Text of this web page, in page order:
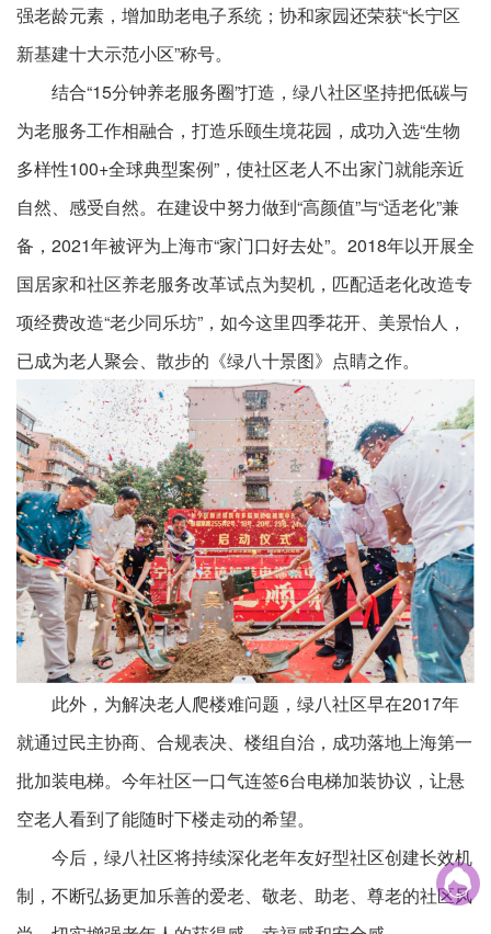
强老龄元素，增加助老电子系统；协和家园还荣获“长宁区
新基建十大示范小区”称号。
结合“15分钟养老服务圈”打造，绿八社区坚持把低碳与
为老服务工作相融合，打造乐颐生境花园，成功入选“生物
多样性100+全球典型案例”，使社区老人不出家门就能亲近
自然、感受自然。在建设中努力做到“高颜值”与“适老化”兼
备，2021年被评为上海市“家门口好去处”。2018年以开展全
国居家和社区养老服务改革试点为契机，匹配适老化改造专
项经费改造“老少同乐坊”，如今这里四季花开、美景怡人，
已成为老人聚会、散步的《绿八十景图》点睛之作。
此外，为解决老人爬楼难问题，绿八社区早在2017年
就通过民主协商、合规表决、楼组自治，成功落地上海第一
批加装电梯。今年社区一口气连签6台电梯加装协议，让悬
空老人看到了能随时下楼走动的希望。
今后，绿八社区将持续深化老年友好型社区创建长效机
制，不断弘扬更加乐善的爱老、敬老、助老、尊老的社区风
